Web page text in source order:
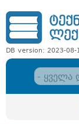
DB version: 2023-